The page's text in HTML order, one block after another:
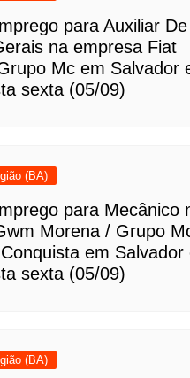
para Auxiliar De
na empresa Fiat
Mc em Salvador
sexta (05/09)
(BA)
para Mecânico
Morena / Grupo
em Salvador
sexta (05/09)
(BA)